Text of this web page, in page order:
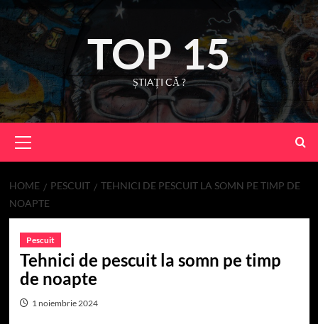
Skip
TOP 15
ȘTIAȚI CĂ ?
Menu
HOME PESCUIT
TEHNICI DE PESCUIT LA SOMN PE TIMP DE
NOAPTE
Pescuit
Tehnici de pescuit la somn pe timp
de noapte
1 noiembrie 2024